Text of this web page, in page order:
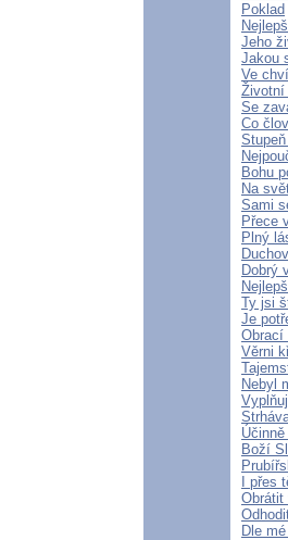
Poklad
Jeho
Jakou
Ve
Životní
Se
Co
Bohu
Na
Sami
Přece
Plný
Dobrý
Ty jsi
Je
Obrací
Věrni
Nebyl
Boží
I přes
Obrátit
Dle